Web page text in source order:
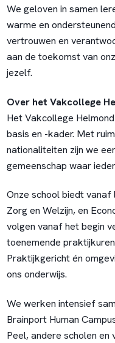
We geloven in samen
warme en
vertrouwen en
aan de toekomst van
jezelf.
Over het Vakcollege
Het Vakcollege
basis en -kader. Met
nationaliteiten zijn we
gemeenschap waar
Onze school biedt vanaf
Zorg en Welzijn, en
volgen vanaf het begin
toenemende
Praktijkgericht én
ons onderwijs.
We werken intensief
Brainport Human
Peel, andere scholen en